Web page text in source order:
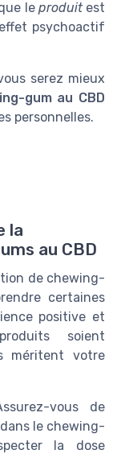
le produitest
psychoactif
serez mieux
gum au CBD
personnelles.
la
au CBD
de chewing-
certaines
positive et
soient
méritent votre
vous de
le chewing-
la dose